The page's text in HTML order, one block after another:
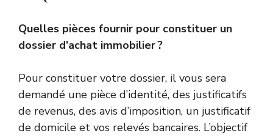
Quelles pièces fournir pour constituer un
dossier d’achat immobilier ?
Pour constituer votre dossier, il vous sera
demandé une pièce d’identité, des justificatifs
de revenus, des avis d’imposition, un justificatif
de domicile et vos relevés bancaires. L’objectif